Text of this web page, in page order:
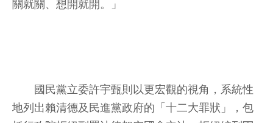
關就關、想開就開。」
國民黨立委許宇甄則以更宏觀的視角，系統性
地列出賴清德及民進黨政府的「十二大罪狀」，包